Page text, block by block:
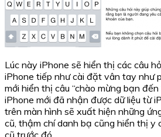
Lúc này iPhone sẽ hiển thị các câu
iPhone tiếp như cài đặt vân tay như
mới hiển thị câu “chào mừng bạn
iPhone mới đã nhận được dữ liệu từ
trên màn hình sẽ xuất hiện những
cũ, thậm chí danh bạ cũng hiển thị y
cũ trước đó.